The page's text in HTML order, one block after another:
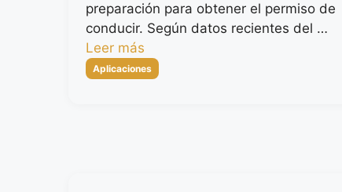
preparación para obtener el permiso de
conducir. Según datos recientes del …
Leer más
Categorías
Aplicaciones